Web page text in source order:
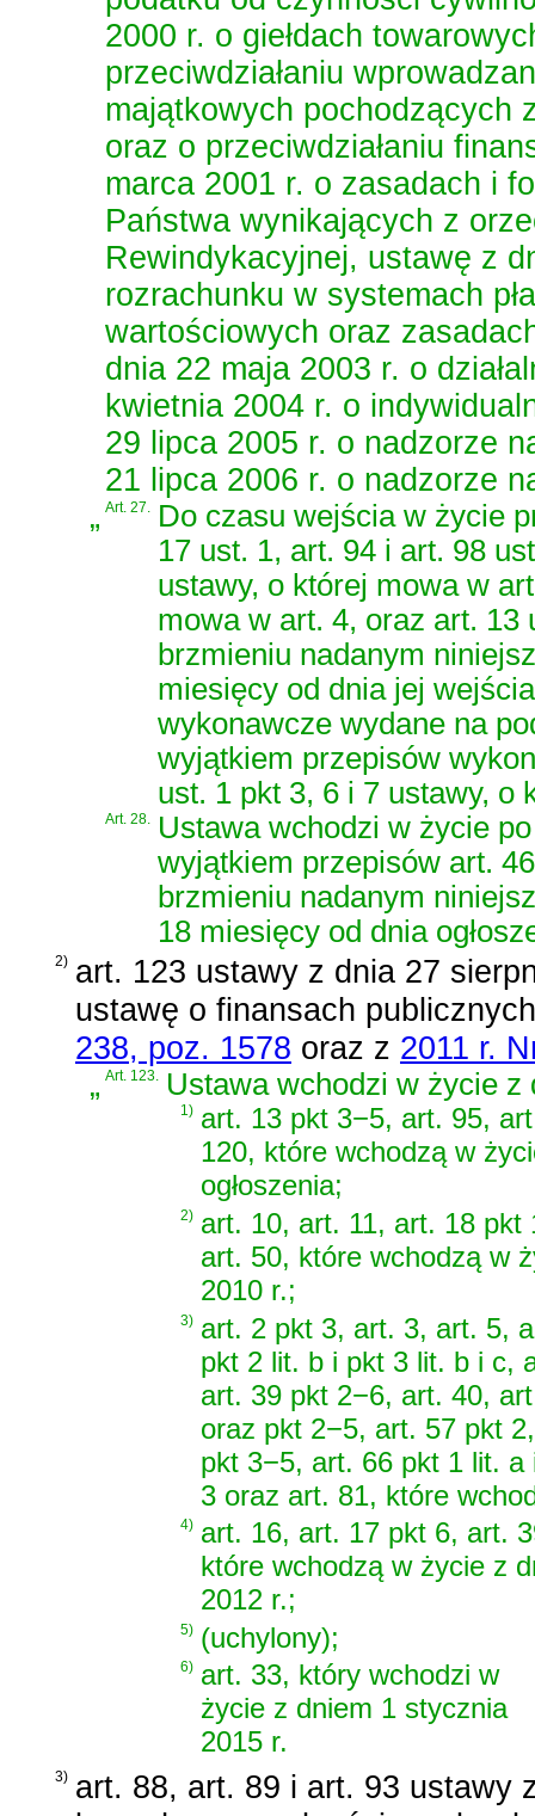
2000 r. o giełdach
przeciwdziałaniu
majątkowych pochodzących
oraz o przeciwdziałaniu
marca 2001 r. o zasadach i
Państwa wynikających z
Rewindykacyjnej, ustawę z
rozrachunku w systemach
wartościowych oraz
dnia 22 maja 2003 r. o
kwietnia 2004 r. o
29 lipca 2005 r. o nadzorze
21 lipca 2006 r. o nadzorze
„Art. 27.
Do czasu wejścia w życie
17 ust. 1, art. 94 i art. 98
ustawy, o której mowa w
mowa w art. 4, oraz art. 13
brzmieniu nadanym
miesięcy od dnia jej
wykonawcze wydane na
wyjątkiem przepisów
ust. 1 pkt 3, 6 i 7 ustawy, o
Art. 28.
Ustawa wchodzi w życie
wyjątkiem przepisów art.
brzmieniu nadanym
18 miesięcy od dnia
2) art. 123 ustawy z dnia 27
ustawę o finansach publicznych
238, poz. 1578 oraz z 2011 r.
„Art. 123. Ustawa wchodzi w życie
1) art. 13 pkt 3−5, art. 95,
120, które wchodzą w
ogłoszenia;
2) art. 10, art. 11, art. 18
art. 50, które wchodzą w
2010 r.;
3) art. 2 pkt 3, art. 3, art. 5,
pkt 2 lit. b i pkt 3 lit. b i c,
art. 39 pkt 2−6, art. 40,
oraz pkt 2−5, art. 57 pkt
pkt 3−5, art. 66 pkt 1 lit.
3 oraz art. 81, które
4) art. 16, art. 17 pkt 6, art.
które wchodzą w życie z
2012 r.;
5) (uchylony);
6) art. 33, który wchodzi w
życie z dniem 1 stycznia
2015 r.
3) art. 88, art. 89 i art. 93 ustawy